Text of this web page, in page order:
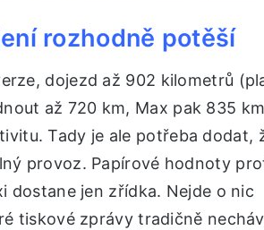
rozhodně potěší
dojezd až 902 kilometrů
až 720 km, Max pak 835
Tady je ale potřeba dodat,
provoz. Papírové hodnoty
dostane jen zřídka. Nejde o nic
tiskové zprávy tradičně